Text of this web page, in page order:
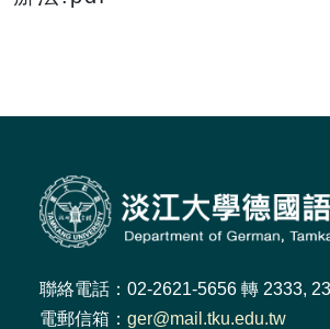
聯絡電話：02-2621-5656 轉 2333,
電郵信箱： ger@mail.tku.edu.tw